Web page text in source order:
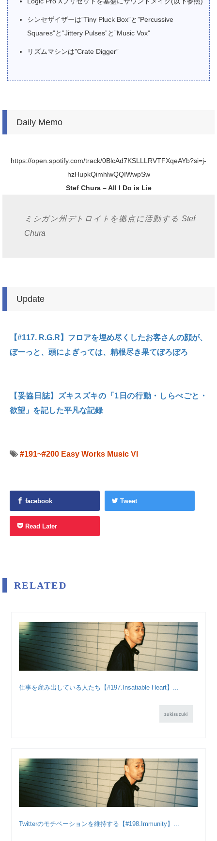
シンセザイザーは”Tiny Pluck Box”と”Percussive
Squares”と”Jittery Pulses”と”Music Vox”
リズムマシンは”Crate Digger”
Daily Memo
https://open.spotify.com/track/0BlcAd7KSLLLRVTFXqeAYb?si=j-
hzHupkQimhlwQQIWwpSw
Stef Chura – All I Do is Lie
ミシガン州デトロイトを拠点に活動する Stef
Chura
Update
【#117. R.G.R】フロアを埋め尽くしたお客さんの顔が、
ぼーっと、頭によぎっては、精根尽き果てぼろぼろ
【妥協日誌】ズキスズキの「1日の行動・しらべごと・
欲望」を記した平凡な記録
#191~#200 Easy Works Music VI
facebook Tweet
Read Later
RELATED
仕事を産み出している人たち【#197.Insatiable Heart】...
zukisuzuki
Twitterのモチベーションを維持する【#198.Immunity】...